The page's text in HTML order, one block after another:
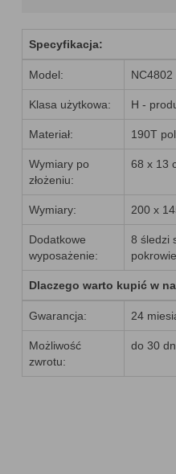
Specyfikacja:
Model: NC4802
Klasa użytkowa: H -
Materiał: 190T
Wymiary po
złożeniu:
68 x 13
Wymiary: 200 x
Dodatkowe
wyposażenie:
8 śledzi
Dlaczego warto kupić w
Gwarancja: 24
Możliwość
zwrotu:
do 30